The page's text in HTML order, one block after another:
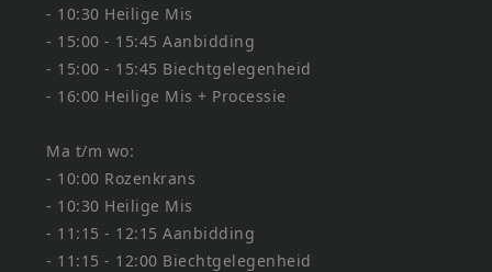
- 10:30 Heilige Mis
- 15:00 - 15:45 Aanbidding
- 15:00 - 15:45 Biechtgelegenheid
- 16:00 Heilige Mis + Processie
Ma t/m wo:
- 10:00 Rozenkrans
- 10:30 Heilige Mis
- 11:15 - 12:15 Aanbidding
- 11:15 - 12:00 Biechtgelegenheid